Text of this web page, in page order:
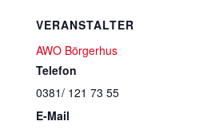
VERANSTALTER
AWO Börgerhus
Telefon
0381/ 121 73 55
E-Mail